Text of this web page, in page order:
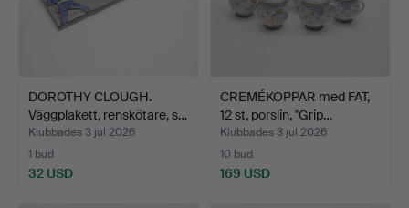
DOROTHY CLOUGH.
Väggplakett, renskötare, s…
Klubbades 3 jul 2026
1 bud
32 USD
CREMÉKOPPAR med FAT,
12 st, porslin, "Grip…
Klubbades 3 jul 2026
10 bud
169 USD